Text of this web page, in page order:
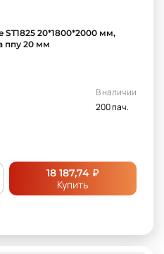
20*1800*2000 мм,
ппу 20 мм
В наличии
200 пач.
18 187,74 ₽
Купить